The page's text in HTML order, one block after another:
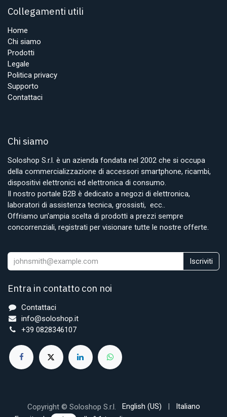
Collegamenti utili
Home
Chi siamo
Prodotti
Legale
Politica privacy
Supporto
Contattaci
Chi siamo
Soloshop S.r.l. è un azienda fondata nel 2002 che si occupa
della commercializzazione di accessori smartphone, ricambi,
dispositivi elettronici ed elettronica di consumo.
Il nostro portale B2B è dedicato a negozi di elettronica,
laboratori di assistenza tecnica, grossisti, ecc..
Offriamo un'ampia scelta di prodotti a prezzi sempre
concorrenziali, registrati per visionare tutte le nostre offerte.
Iscriviti
Entra in contatto con noi
Contattaci
info@soloshop.it
+39 0828346107
Copyright © Soloshop S.r.l. English (US) |
Italiano